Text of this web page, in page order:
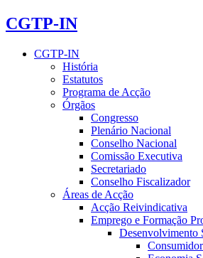
CGTP-IN
CGTP-IN
História
Estatutos
Programa de Acção
Órgãos
Congresso
Plenário Nacional
Conselho Nacional
Comissão Executiva
Secretariado
Conselho Fiscalizador
Áreas de Acção
Acção Reivindicativa
Emprego e Formação
Desenvolvimento